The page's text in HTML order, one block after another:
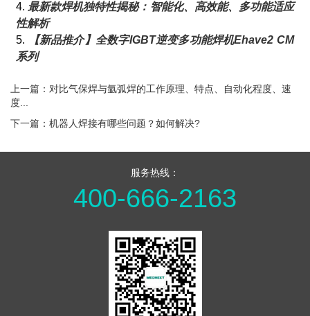
4. 最新款焊机独特性揭秘：智能化、高效能、多功能适应
性解析
5.
【新品推介】全数字IGBT逆变多功能焊机Ehave2 CM
系列
上一篇：对比气保焊与氩弧焊的工作原理、特点、自动化程度、速
度...
下一篇：机器人焊接有哪些问题？如何解决?
服务热线：
400-666-2163